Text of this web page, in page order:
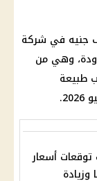
وظائف برواتب تصل إلى 18 ألف جنيه في شركة
وهي من
طبيعة
أسعار